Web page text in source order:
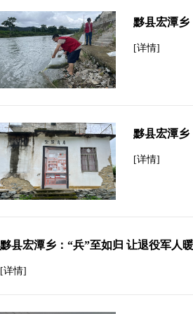
黟县宏潭乡
[详情]
黟县宏潭乡
[详情]
黟县宏潭乡：“兵”至如归 让退役军人
[详情]